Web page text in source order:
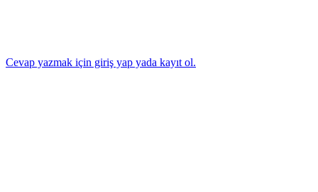
Cevap yazmak için giriş yap yada kayıt ol.